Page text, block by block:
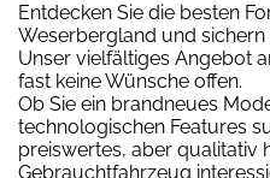
Entdecken Sie die besten
Weserbergland und sichern
Unser vielfältiges Angebot
fast keine Wünsche offen.
Ob Sie ein brandneues
technologischen Features
preiswertes, aber qualitativ
Gebrauchtfahrzeug